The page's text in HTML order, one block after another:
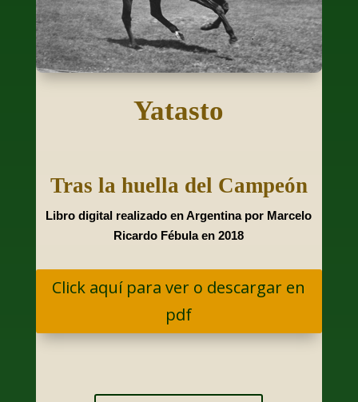
Yatasto
Tras la huella del Campeón
Libro digital realizado en Argentina por Marcelo
Ricardo Fébula en 2018
Click aquí para ver o descargar en
pdf